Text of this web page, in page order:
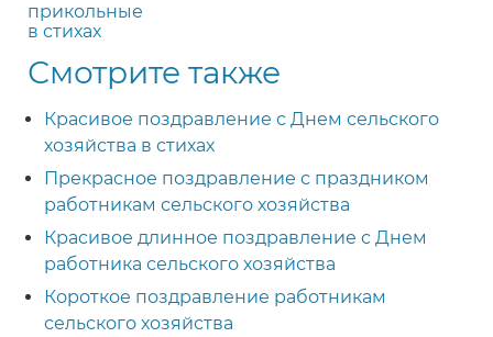
прикольные
в стихах
Смотрите также
Красивое поздравление с Днем сельского
хозяйства в стихах
Прекрасное поздравление с праздником
работникам сельского хозяйства
Красивое длинное поздравление с Днем
работника сельского хозяйства
Короткое поздравление работникам
сельского хозяйства